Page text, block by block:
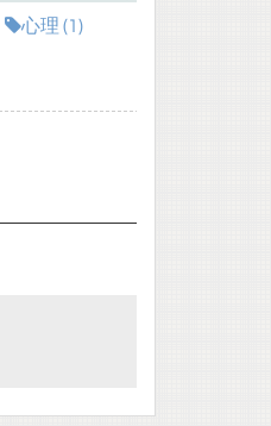
心理 (1)